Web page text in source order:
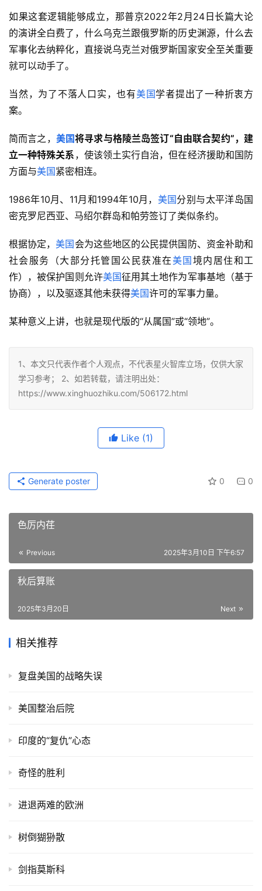
如果这套逻辑能够成立，那普京2022年2月24日长篇大论
的演讲全白费了，什么乌克兰跟俄罗斯的历史渊源，什么去
军事化去纳粹化，直接说乌克兰对俄罗斯国家安全至关重要
就可以动手了。
当然，为了不落人口实，也有美国学者提出了一种折衷方
案。
简而言之， 美国将寻求与格陵兰岛签订“自由联合契约” ，建
立一种特殊关系 ，使该领土实行自治，但在经济援助和国防
方面与美国紧密相连。
1986年10月、11月和1994年10月， 美国分别与太平洋岛国
密克罗尼西亚、马绍尔群岛和帕劳签订了类似条约。
根据协定，美国会为这些地区的公民提供国防、资金补助和
社会服务（大部分托管国公民获准在美国境内居住和工
作），被保护国则允许美国征用其土地作为军事基地（基于
协商），以及驱逐其他未获得美国许可的军事力量。
某种意义上讲，也就是现代版的“从属国”或“领地”。
1、本文只代表作者个人观点，不代表星火智库立场，仅供大家
学习参考； 2、如若转载，请注明出处：
https://www.xinghuozhiku.com/506172.html
Like (1)
0 0
Generate poster
色厉内荏
Previous 2025年3月10日 下午6:57
秋后算账
Next
2025年3月20日
相关推荐
复盘美国的战略失误
美国整治后院
印度的“复仇”心态
奇怪的胜利
进退两难的欧洲
树倒猢狲散
剑指莫斯科